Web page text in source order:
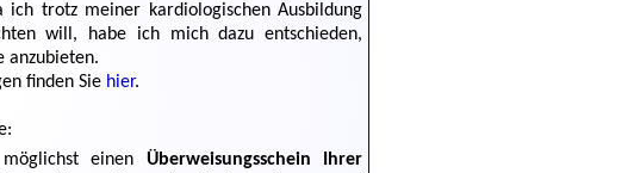
ich trotz meiner kardiologischen Ausbildung
will, habe ich mich dazu entschieden,
anzubieten.
finden Sie hier.
einen Überweisungsschein Ihrer